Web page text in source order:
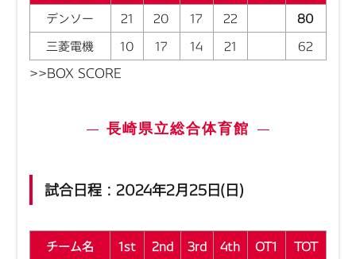
デンソー
21 20 17 22
80
三菱電機
10 17 14 21 62
>>BOX SCORE
長崎県立総合体育館
試合日程：2024年2月25日(日)
チーム名 1st 2nd 3rd 4th OT1 TOT